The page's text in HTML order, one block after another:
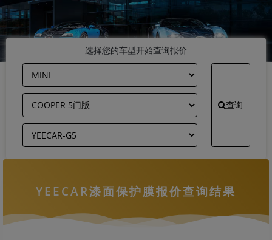
选择您的车型开始查询报价
查询
YEECAR漆面保护膜报价查询结果